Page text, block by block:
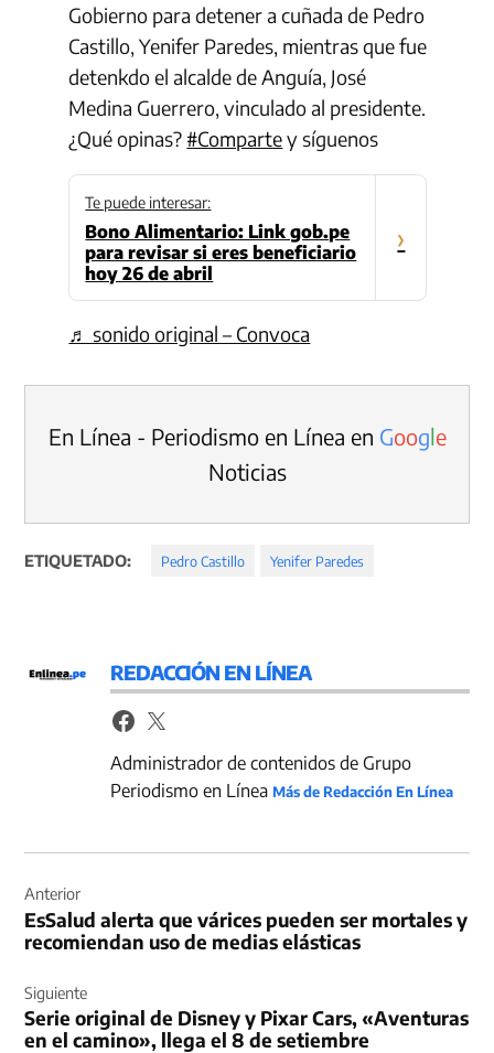
Gobierno para detener a cuñada de Pedro
Castillo, Yenifer Paredes, mientras que fue
detenkdo el alcalde de Anguía, José
Medina Guerrero, vinculado al presidente.
¿Qué opinas? #Compartey síguenos
Te puede interesar:
Bono Alimentario: Link gob.pe
para revisar si eres beneficiario
hoy 26 de abril
›
♬ sonido original – Convoca
En Línea - Periodismo en Línea en Google
Noticias
ETIQUETADO: Pedro Castillo Yenifer Paredes
REDACCIÓN EN LÍNEA
Administrador de contenidos de Grupo
Periodismo en LíneaMás de Redacción En Línea
de
entradas
Anterior
EsSalud alerta que várices pueden ser mortales y
recomiendan uso de medias elásticas
Siguiente
Serie original de Disney y Pixar Cars, «Aventuras
en el camino», llega el 8 de setiembre